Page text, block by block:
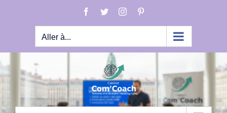
Facebook
TwitterInstagram
Aller à...
Vous